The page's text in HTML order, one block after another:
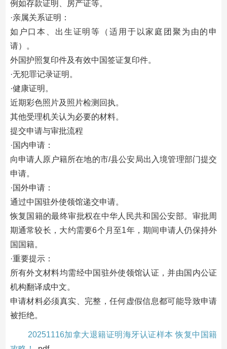
例如存款证明、房产证等。‌
·亲属关系证明：
如户口本、出生证明等（适用于以家庭团聚为由的申
请）。‌
外国护照复印件及有效中国签证复印件。‌
·无犯罪记录证明。‌
·健康证明。‌
近期彩色照片及照片检测回执。‌
其他受理机关认为必要的材料。‌
‌提交申请与审批流程‌
·国内申请‌：
向申请人原户籍所在地的市/县公安局出入境管理部门提交
申请。‌
‌·国外申请‌：
通过中国驻外使领馆递交申请。‌
恢复国籍的最终审批权在中华人民共和国公安部。审批周
期通常较长，大约需要6个月至1年，期间申请人仍保持外
国国籍。‌
‌·重要提示‌：
所有外文材料均需经中国驻外使领馆认证，并由国内公证
机构翻译成中文。‌
申请材料必须真实、完整，任何虚假信息都可能导致申请
被拒绝。
20251116加拿大退籍证明海牙认证样本 恢复中国籍